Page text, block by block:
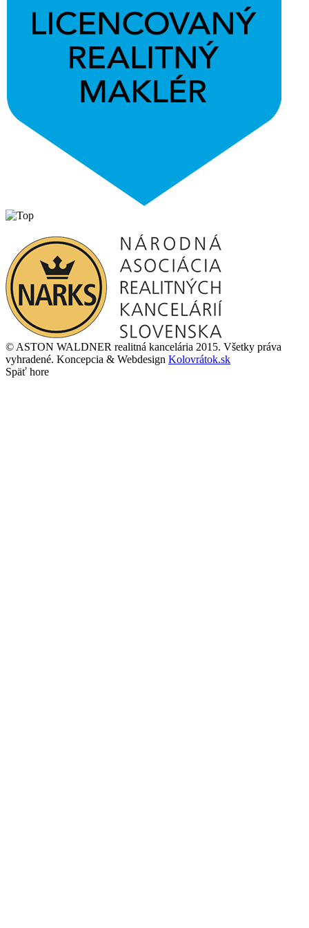
© ASTON WALDNER realitná kancelária 2015. Všetky práva
vyhradené. Koncepcia & Webdesign Kolovrátok.sk
Späť hore